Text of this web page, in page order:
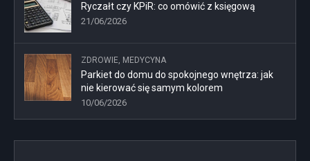
Ryczałt czy KPiR: co omówić z księgową
21/06/2026
ZDROWIE, MEDYCYNA
Parkiet do domu do spokojnego wnętrza: jak
nie kierować się samym kolorem
10/06/2026